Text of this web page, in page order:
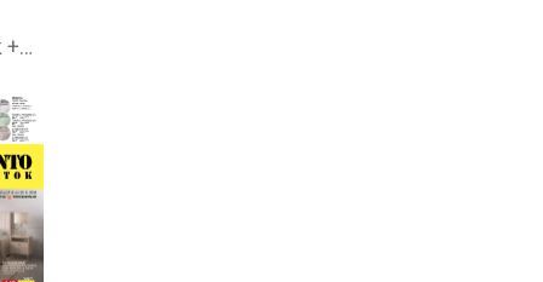
BAUHAUS leták + aktuálny katalóg